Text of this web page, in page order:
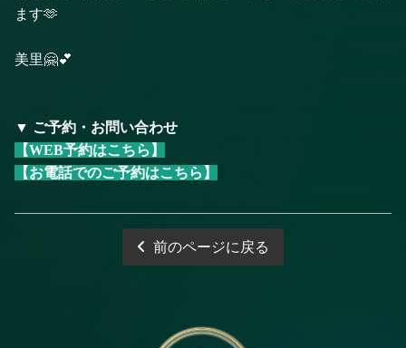
ます🫶
美里🤗💕
▼ ご予約・お問い合わせ
【WEB予約はこちら】
【お電話でのご予約はこちら】
前のページに戻る